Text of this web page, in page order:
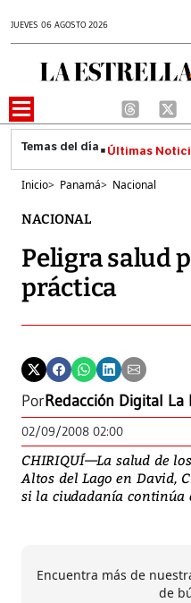
JUEVES 06 AGOSTO 2026
Últimas
Inicio> Panamá> Nacional
NACIONAL
Peligra salud
práctica
PorRedacción Digital La
02/09/2008 02:00
CHIRIQUÍ—La salud de
Altos del Lago en David,
si la ciudadanía continúa
Encuentra más de
de